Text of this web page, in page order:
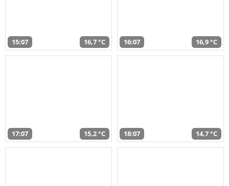
15:07 16,7 °C 16:07 16,9 °C
17:07 15,2 °C 18:07 14,7 °C